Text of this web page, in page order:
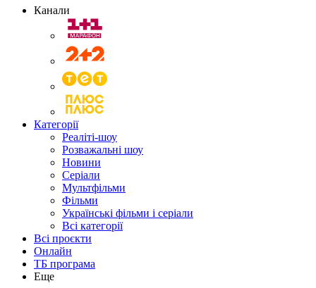
Канали
Категорії
Реаліті-шоу
Розважальні шоу
Новини
Серіали
Мультфільми
Фільми
Українські фільми і серіали
Всі категорії
Всі проєкти
Онлайн
ТБ програма
Еще